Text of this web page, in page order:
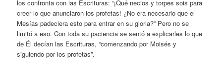
los confronta con las Escrituras: “¡Qué necios y torpes sois para
creer lo que anunciaron los profetas! ¿No era necesario que el
Mesías padeciera esto para entrar en su gloria?” Pero no se
limitó a eso. Con toda su paciencia se sentó a explicarles lo que
de Él decían las Escrituras, “comenzando por Moisés y
siguiendo por los profetas”.